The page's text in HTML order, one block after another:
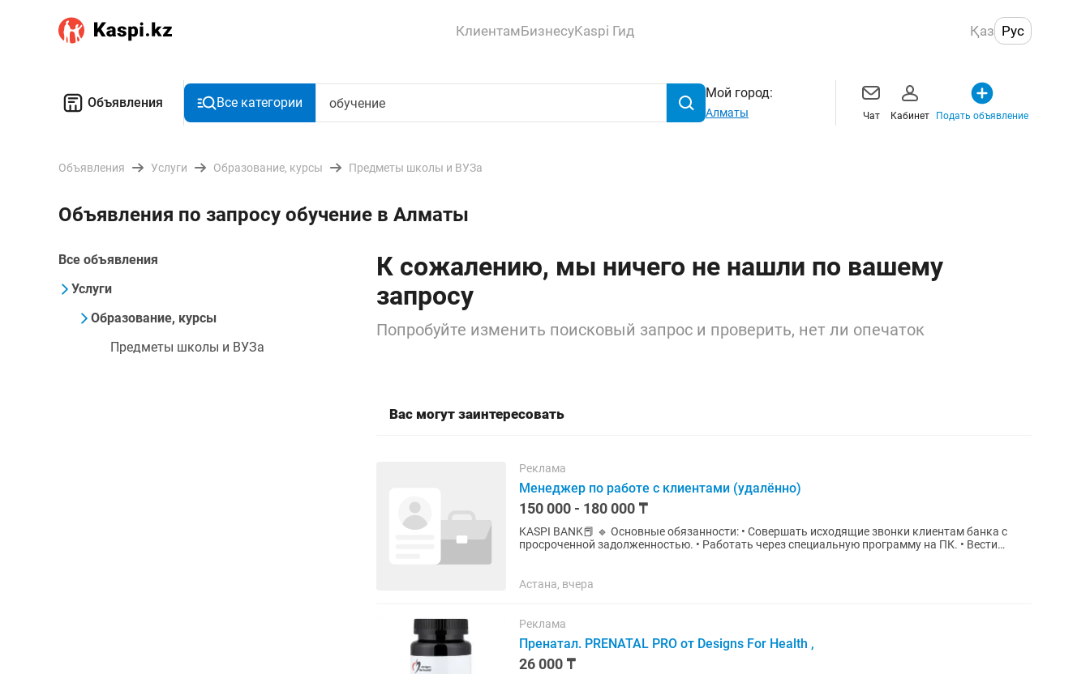
КлиентамБизнесуKaspi Гид Қаз Рус
Объявления Все категории
Мой город:
Алматы Чат Кабинет Подать объявление
Объявления Услуги Образование, курсы Предметы школы и ВУЗа
Объявления по запросу обучение в Алматы
Все объявления
Услуги
Образование, курсы
Предметы школы и ВУЗа
К сожалению, мы ничего не нашли по вашему
запросу
Попробуйте изменить поисковый запрос и проверить, нет ли опечаток
Вас могут заинтересовать
Реклама
Менеджер по работе с клиентами (удалённо)
150 000 - 180 000 ₸
KASPI BANK📕 🔹 Основные обязанности: • Совершать исходящие звонки клиентам банка с
просроченной задолженностью. • Работать через специальную программу на ПК. • Вести
Астана, вчера
Реклама
Пренатал. PRENATAL PRO от Designs For Health ,
26 000 ₸